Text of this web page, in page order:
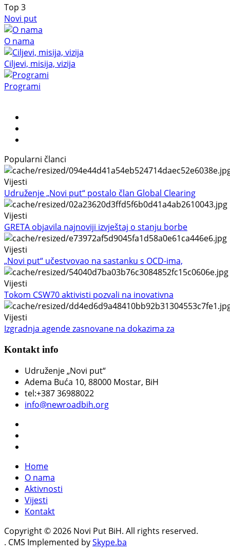
Top 3
Novi put
O nama
Ciljevi, misija, vizija
Programi
Popularni članci
Vijesti
Udruženje „Novi put“ postalo član Global Clearing
Vijesti
GRETA objavila najnoviji izvještaj o stanju borbe
Vijesti
„Novi put“ učestvovao na sastanku s OCD-ima,
Vijesti
Tokom CSW70 aktivisti pozvali na inovativna
Vijesti
Izgradnja agende zasnovane na dokazima za
Kontakt info
Udruženje „Novi put“
Adema Buća 10, 88000 Mostar, BiH
tel:+387 36988022
info@newroadbih.org
Home
O nama
Aktivnosti
Vijesti
Kontakt
Copyright © 2026 Novi Put BiH. All rights reserved.
. CMS Implemented bySkype.ba